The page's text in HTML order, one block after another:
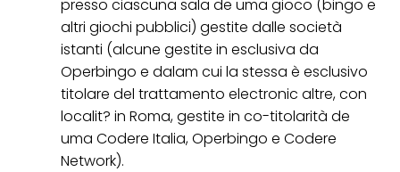
presso ciascuna sala de uma gioco (bingo e
altri giochi pubblici) gestite dalle società
istanti (alcune gestite in esclusiva da
Operbingo e dalam cui la stessa è esclusivo
titolare del trattamento electronic altre, con
localit? in Roma, gestite in co-titolarità de
uma Codere Italia, Operbingo e Codere
Network).